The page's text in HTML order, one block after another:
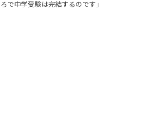
で中学受験は完結するのです」